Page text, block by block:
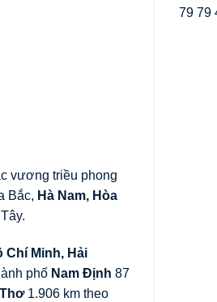
vương triều phong
Bắc, Hà Nam, Hòa
Chí Minh, Hải
phố Nam Định 87
1.906 km theo
79 79